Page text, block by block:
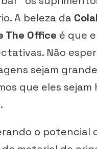
A beleza da
The Office é que
Não
sejam
que eles
o potencial